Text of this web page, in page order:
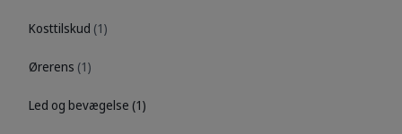
Kosttilskud (1)
Ørerens (1)
Led og bevægelse (1)